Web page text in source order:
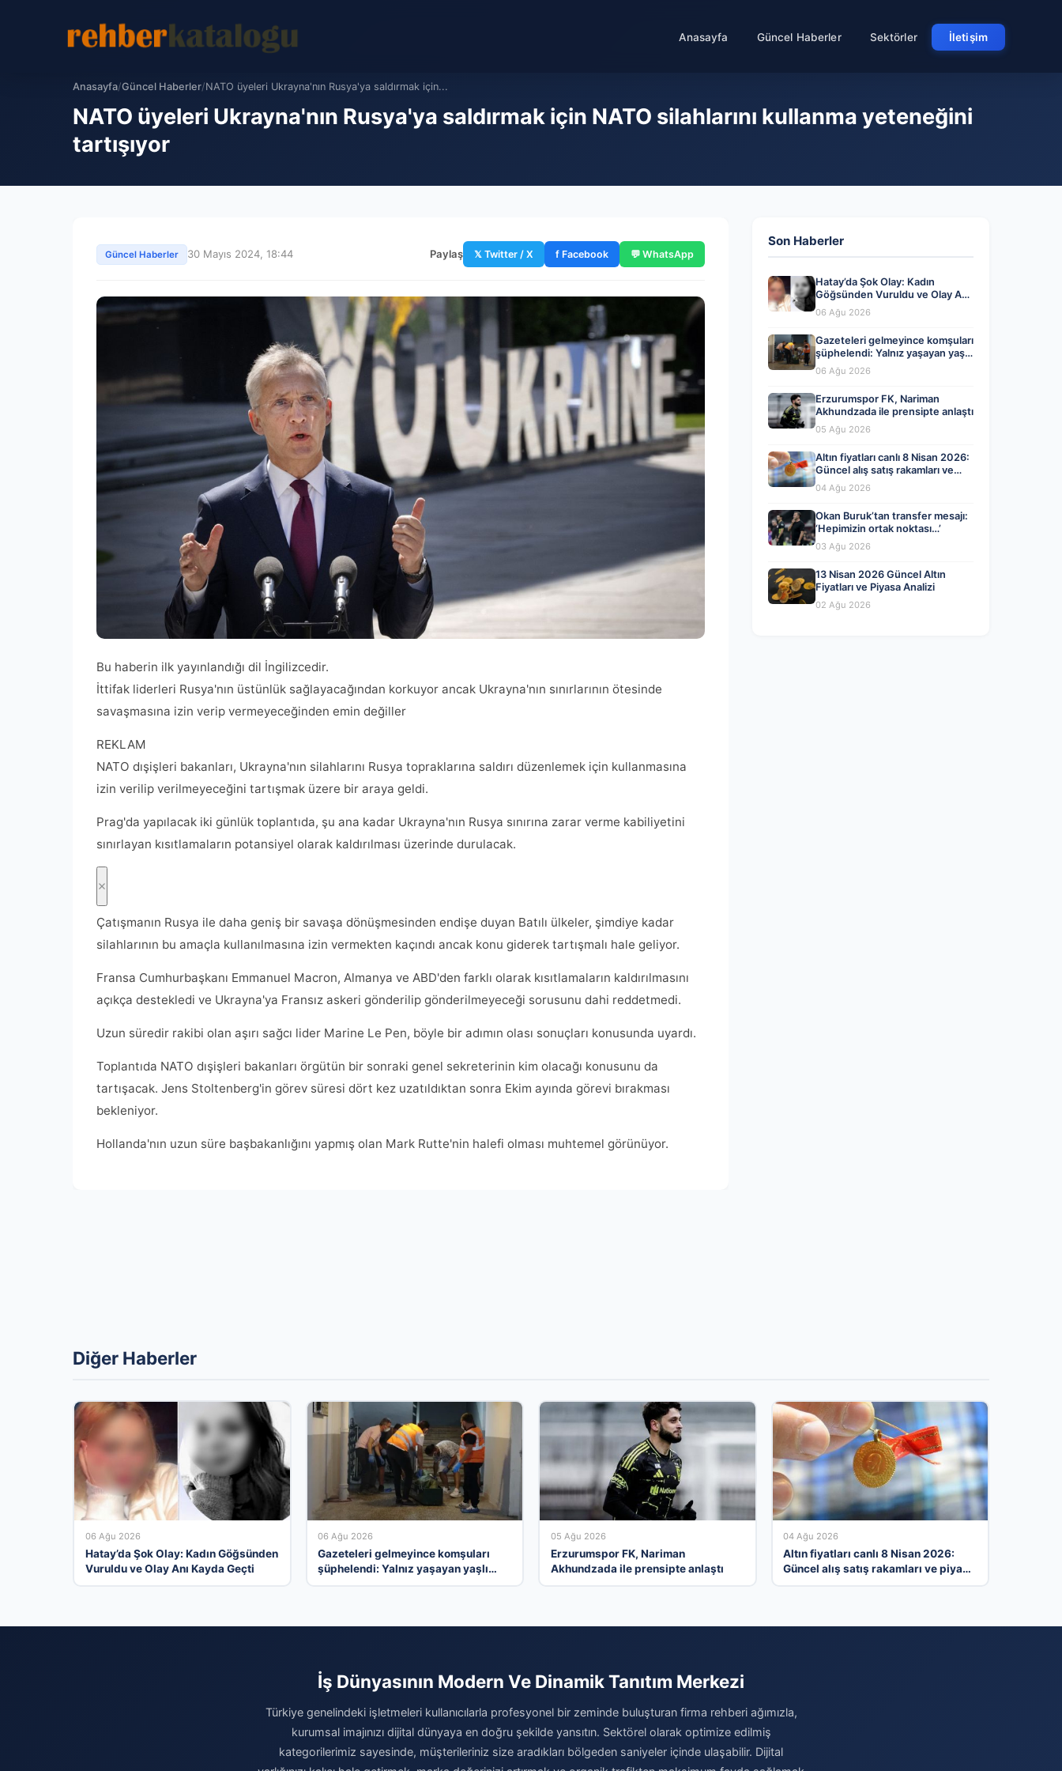
Anasayfa Güncel Haberler Sektörler İletişim
Anasayfa/Güncel Haberler/NATO üyeleri Ukrayna'nın Rusya'ya saldırmak için...
NATO üyeleri Ukrayna'nın Rusya'ya saldırmak için NATO silahlarını kullanma yeteneğini
tartışıyor
Güncel Haberler 30 Mayıs 2024, 18:44 Paylaş 𝕏 Twitter / X f Facebook 💬 WhatsApp
Bu haberin ilk yayınlandığı dil İngilizcedir.
İttifak liderleri Rusya'nın üstünlük sağlayacağından korkuyor ancak Ukrayna'nın sınırlarının ötesinde
savaşmasına izin verip vermeyeceğinden emin değiller
REKLAM
NATO dışişleri bakanları, Ukrayna'nın silahlarını Rusya topraklarına saldırı düzenlemek için kullanmasına
izin verilip verilmeyeceğini tartışmak üzere bir araya geldi.
Prag'da yapılacak iki günlük toplantıda, şu ana kadar Ukrayna'nın Rusya sınırına zarar verme kabiliyetini
sınırlayan kısıtlamaların potansiyel olarak kaldırılması üzerinde durulacak.
Çatışmanın Rusya ile daha geniş bir savaşa dönüşmesinden endişe duyan Batılı ülkeler, şimdiye kadar
silahlarının bu amaçla kullanılmasına izin vermekten kaçındı ancak konu giderek tartışmalı hale geliyor.
Fransa Cumhurbaşkanı Emmanuel Macron, Almanya ve ABD'den farklı olarak kısıtlamaların kaldırılmasını
açıkça destekledi ve Ukrayna'ya Fransız askeri gönderilip gönderilmeyeceği sorusunu dahi reddetmedi.
Uzun süredir rakibi olan aşırı sağcı lider Marine Le Pen, böyle bir adımın olası sonuçları konusunda uyardı.
Toplantıda NATO dışişleri bakanları örgütün bir sonraki genel sekreterinin kim olacağı konusunu da
tartışacak. Jens Stoltenberg'in görev süresi dört kez uzatıldıktan sonra Ekim ayında görevi bırakması
bekleniyor.
Hollanda'nın uzun süre başbakanlığını yapmış olan Mark Rutte'nin halefi olması muhtemel görünüyor.
Son Haberler
Hatay’da Şok Olay: Kadın
Göğsünden Vuruldu ve Olay Anı
Kayda Geçti
06 Ağu 2026
Gazeteleri gelmeyince komşuları
şüphelendi: Yalnız yaşayan yaşlı
adam evinde ölü bulundu
06 Ağu 2026
Erzurumspor FK, Nariman
Akhundzada ile prensipte anlaştı
05 Ağu 2026
Altın fiyatları canlı 8 Nisan 2026:
Güncel alış satış rakamları ve
piyasa gelişmeleri
04 Ağu 2026
Okan Buruk’tan transfer mesajı:
‘Hepimizin ortak noktası…’
03 Ağu 2026
13 Nisan 2026 Güncel Altın
Fiyatları ve Piyasa Analizi
02 Ağu 2026
Diğer Haberler
06 Ağu 2026
Hatay’da Şok Olay: Kadın Göğsünden
Vuruldu ve Olay Anı Kayda Geçti
06 Ağu 2026
Gazeteleri gelmeyince komşuları
şüphelendi: Yalnız yaşayan yaşlı
05 Ağu 2026
Erzurumspor FK, Nariman
Akhundzada ile prensipte anlaştı
04 Ağu 2026
Altın fiyatları canlı 8 Nisan 2026:
Güncel alış satış rakamları ve piyasa
İş Dünyasının Modern Ve Dinamik Tanıtım Merkezi
Türkiye genelindeki işletmeleri kullanıcılarla profesyonel bir zeminde buluşturan firma rehberi ağımızla,
kurumsal imajınızı dijital dünyaya en doğru şekilde yansıtın. Sektörel olarak optimize edilmiş
kategorilerimiz sayesinde, müşterileriniz size aradıkları bölgeden saniyeler içinde ulaşabilir. Dijital